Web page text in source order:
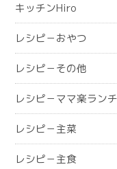
キッチンHiro
レシピ－おやつ
レシピ－その他
レシピ－ママ楽ランチ
レシピ－主菜
レシピ－主食